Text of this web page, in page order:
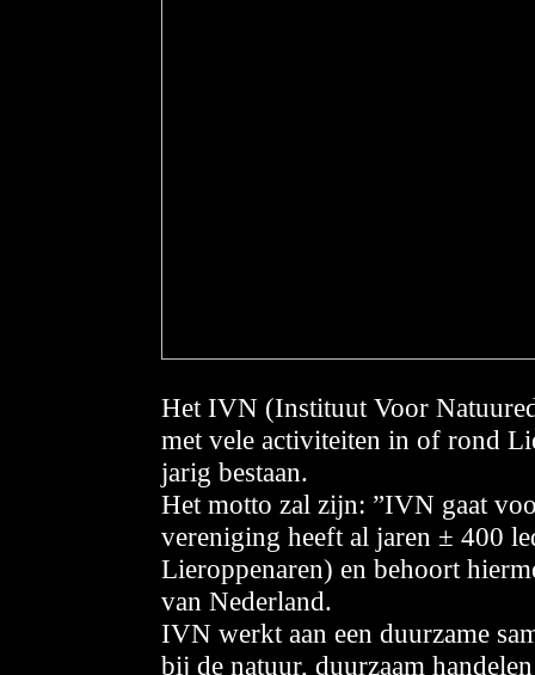
Het IVN (Instituut Voor
met vele activiteiten in of rond
jarig bestaan.
Het motto zal zijn: ”IVN gaat
vereniging heeft al jaren ± 400
Lieroppenaren) en behoort
van Nederland.
IVN werkt aan een duurzame
bij de natuur, duurzaam